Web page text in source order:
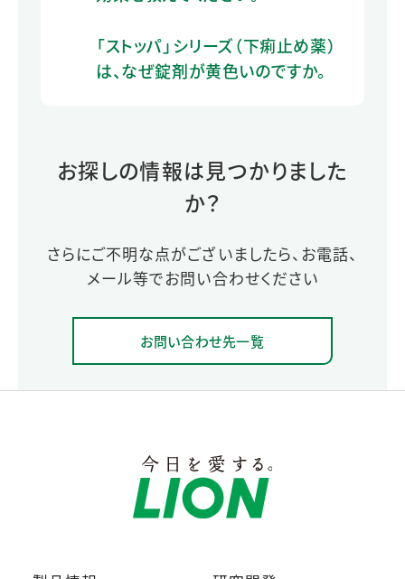
「ストッパ」シリーズ（下痢止め薬）
は、なぜ錠剤が黄色いのですか。
お探しの情報は見つかりました
か？
さらにご不明な点がございましたら、お電話、
メール等でお問い合わせください
お問い合わせ先一覧